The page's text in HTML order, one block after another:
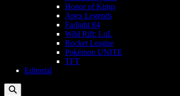
Honor of Kings
Apex Legends
Farlight 84
Wild Rift: LoL
Rocket League
Pokémon UNITE
TFT
Editorial
Buscar